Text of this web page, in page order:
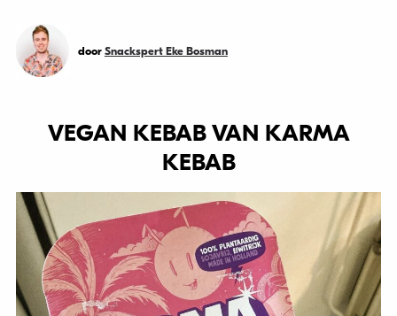
door Snackspert Eke Bosman
VEGAN KEBAB VAN KARMA
KEBAB